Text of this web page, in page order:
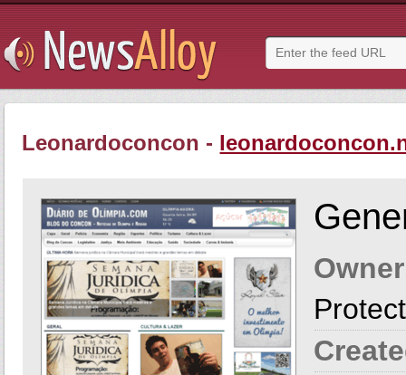
Leonardoconcon -